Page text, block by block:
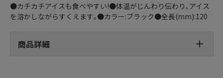
●カチカチアイスも食べやすい!●体温がじんわり伝わり､アイス
を溶かしながらすくえます｡●カラー:ブラック●全長(mm):120
商品詳細